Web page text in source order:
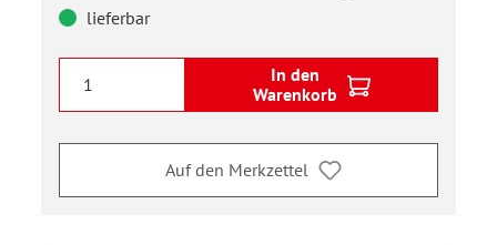
lieferbar
In den
Warenkorb
Auf den Merkzettel